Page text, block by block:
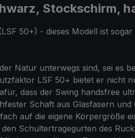
Stockschirm,
50+) - dieses Modell ist
Natur unterwegs sind, sei es
LSF 50+ bietet er nicht
dass der Swing handsfree
Schaft aus Glasfasern
auf die eigene Körpergröße
Schultertragegurten des